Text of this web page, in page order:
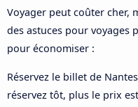
Voyager peut coûter cher,
des astuces pour voyages
pour économiser :
Réservez le billet de
réservez tôt, plus le prix